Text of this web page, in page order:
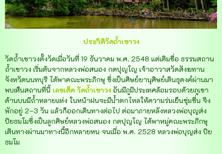
ประวิติวัดถ้ำเขาวง
วัดถ้ำเขาวงตั้งวัดเมื่อวันที่ 19 ธันวาคม พ.ศ. 2548 แต่เดิมชื่อ ธรรมสถาน
ถ้ำเขาวง เริ่มต้นจากหลวงพ่อสนอง กตปุญโญ เจ้าอาวาสวัดสังฆทาน
จังหวัดนนทบุรี ได้พาคณะพระภิกษุ ซึ่งเป็นศิษย์ยานุศิษย์เดินธุดงค์ผ่านมา
พบเห็นสถานที่นี้ เลขเด็ด วัดถ้ำเขาวง อันมีภูมิประเทศล้อมรอบด้วยภูเขา
ด้านบนมีถ้ำหลายแห่ง ในหน้าฝนจะมีน้ำตกไหลให้ความร่มเย็นชุ่มชื่น จึง
พักอยู่ 2–3 วัน แล้วก็ออกเดินทางต่อไป ต่อมาภายหลังหลวงพ่อบุญส่ง
ปิยธมโมซึ่งเป็นลูกศิษย์หลวงพ่อสนอง กตปุญโญ ได้พาหมู่คณะพระภิกษุ
เดินทางผ่านมาทางนี้อีกหลายหน จนเมื่อ พ.ศ. 2528 หลวงพ่อบุญส่ง ปิย
ธมโม